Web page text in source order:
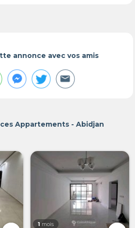
annonce avec vos amis
Appartements - Abidjan
1 mois